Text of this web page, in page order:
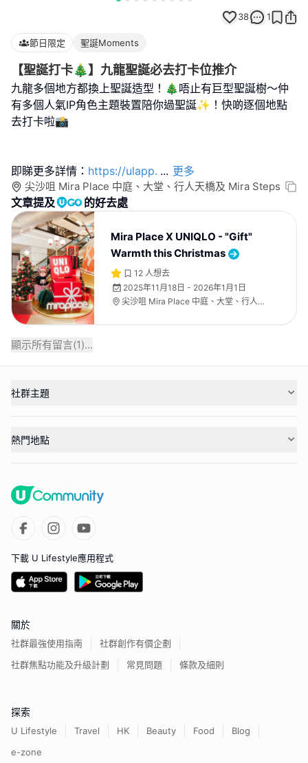
38 1
節日限定 聖誕Moments
【聖誕打卡🎄】九龍聖誕必去打卡位推介
九龍多個地方都換上聖誕造型！🎄唔止有巨型聖誕樹～仲
有多個人氣IP角色主題裝置陪你過聖誕✨！快啲逐個地點
去打卡啦📸
即睇更多詳情： https://ulapp. ... 更多
尖沙咀 Mira Place 中庭、大堂、行人天橋及 Mira Steps
文章提及 的好去處
Mira Place X UNIQLO - "Gift"
Warmth this Christmas
12 人想去
2025年11月18日 - 2026年1月1日
尖沙咀 Mira Place 中庭、大堂、行人天
顯示所有留言(1)...
社群主題
熱門地點
下載 U Lifestyle應用程式
關於
社群最強使用指南
社群創作有價企劃
社群焦點功能及升級計劃
常見問題 條款及細則
探索
U Lifestyle Travel HK Beauty Food
Blog
e-zone